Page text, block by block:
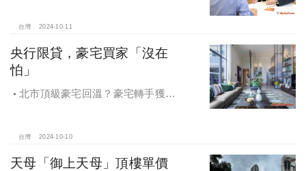
產交易安全
台灣 2024-10-11
央行限貸，豪宅買家「沒在
怕」
北市頂級豪宅回溫？豪宅轉手獲利
台灣 2024-10-10
天母「御上天母」頂樓單價